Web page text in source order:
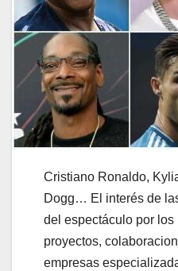
Cristiano Ronaldo,
Dogg… El interés de
del espectáculo por
proyectos,
empresas